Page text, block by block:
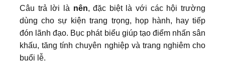
Câu trả lời là nên, đặc biệt là với các hội trường
dùng cho sự kiện trang trọng, họp hành, hay tiếp
đón lãnh đạo. Bục phát biểu giúp tạo điểm nhấn sân
khấu, tăng tính chuyên nghiệp và trang nghiêm cho
buổi lễ.